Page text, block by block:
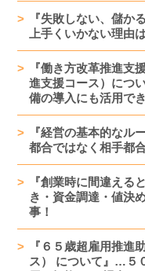
『失敗しない、儲
上手くいかない理由
『働き方改革推進
進支援コース）につ
備の導入にも活用で
『経営の基本的な
都合ではなく相手都合
『創業時に間違え
き・資金調達・値決
事！
『６５歳超雇用推進
ス） について』…５